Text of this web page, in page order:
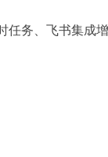
任务、飞书集成